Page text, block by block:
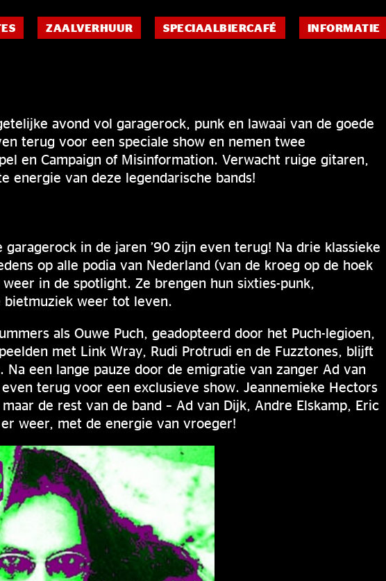
ZAALVERHUUR SPECIAALBIERCAFÉ INFORMATIE
avond vol garagerock, punk en lawaai van de goede
terug voor een speciale show en nemen twee
en Campaign of Misinformation. Verwacht ruige gitaren,
energie van deze legendarische bands!
garagerock in de jaren ’90 zijn even terug! Na drie klassieke
op alle podia van Nederland (van de kroeg op de hoek
in de spotlight. Ze brengen hun sixties-punk,
bietmuziek weer tot leven.
als Ouwe Puch, geadopteerd door het Puch-legioen,
met Link Wray, Rudi Protrudi en de Fuzztones, blijft
een lange pauze door de emigratie van zanger Ad van
terug voor een exclusieve show. Jeannemieke Hectors
de rest van de band – Ad van Dijk, Andre Elskamp, Eric
weer, met de energie van vroeger!